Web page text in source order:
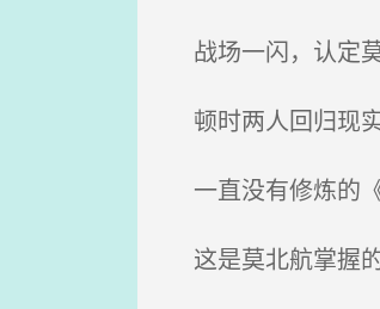
战场一闪，认定莫
顿时两人回归现
一直没有修炼的
这是莫北航掌握